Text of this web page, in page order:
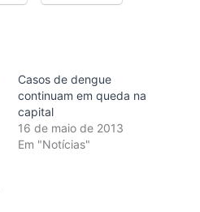
Casos de dengue
continuam em queda na
capital
16 de maio de 2013
Em "Notícias"